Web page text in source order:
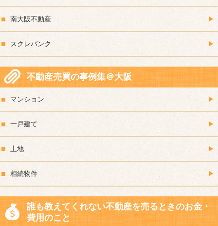
南大阪不動産
スクレバンク
不動産売買の事例集＠大阪
マンション
一戸建て
土地
相続物件
誰も教えてくれない不動産を売るときのお金・
費用のこと